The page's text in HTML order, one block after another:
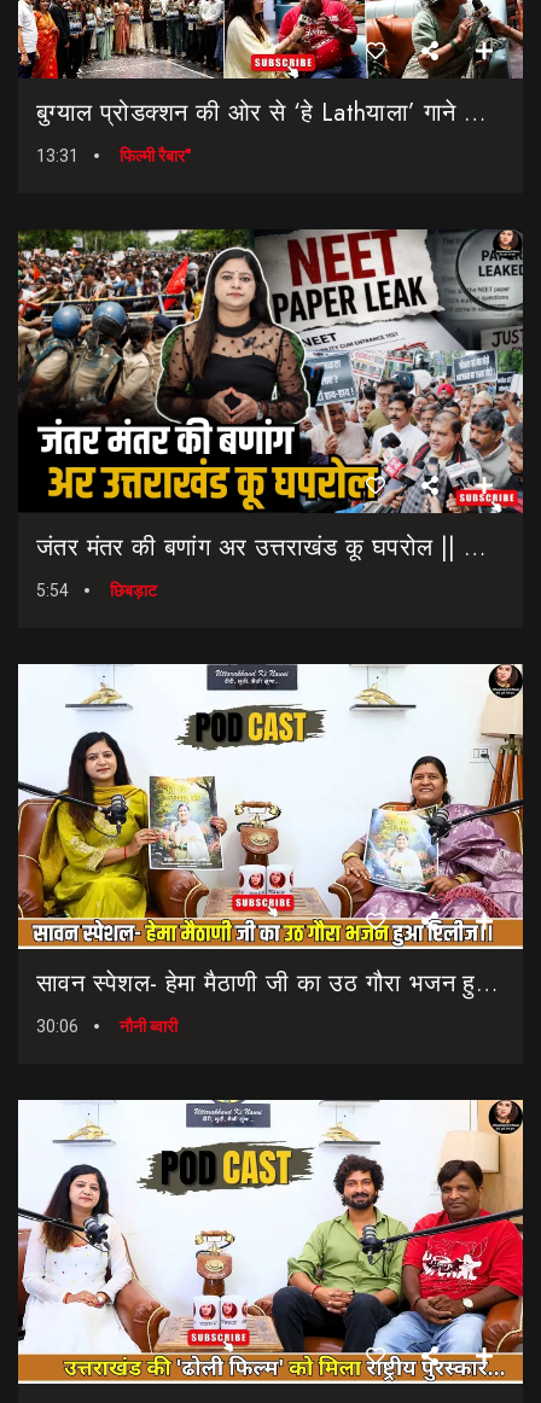
बुग्याल प्रोडक्शन की ओर से ‘हे Lathयाला’ गाने की शानदार लॉन्चिंग || Hey Lathyala || Garhwali Song
13:31 फिल्मी रैबार"
जंतर मंतर की बणांग अर उत्तराखंड कू घपरोल || NEET Paper Leak || Dharmendra Pradhan Resigns
5:54 छिबड़ाट
सावन स्पेशल- हेमा मैठाणी जी का उठ गौरा भजन हुआ रिलीज।। Sawan Special Bhajan || Uth Gaura Bhajan
30:06 नौनी ब्वारी